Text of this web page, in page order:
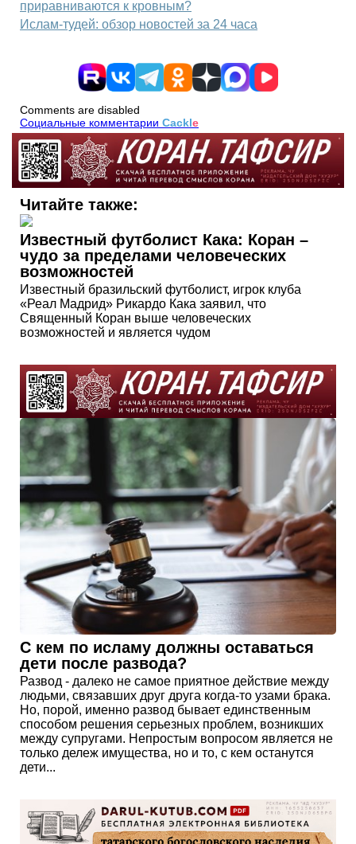
приравниваются к кровным?
Ислам-тудей: обзор новостей за 24 часа
Comments are disabled
Социальные комментарии Cackle
Читайте также:
Известный футболист Кака: Коран –
чудо за пределами человеческих
возможностей
Известный бразильский футболист, игрок клуба
«Реал Мадрид» Рикардо Кака заявил, что
Священный Коран выше человеческих
возможностей и является чудом
С кем по исламу должны оставаться
дети после развода?
Развод - далеко не самое приятное действие между
людьми, связавших друг друга когда-то узами брака.
Но, порой, именно развод бывает единственным
способом решения серьезных проблем, возникших
между супругами. Непростым вопросом является не
только дележ имущества, но и то, с кем останутся
дети...